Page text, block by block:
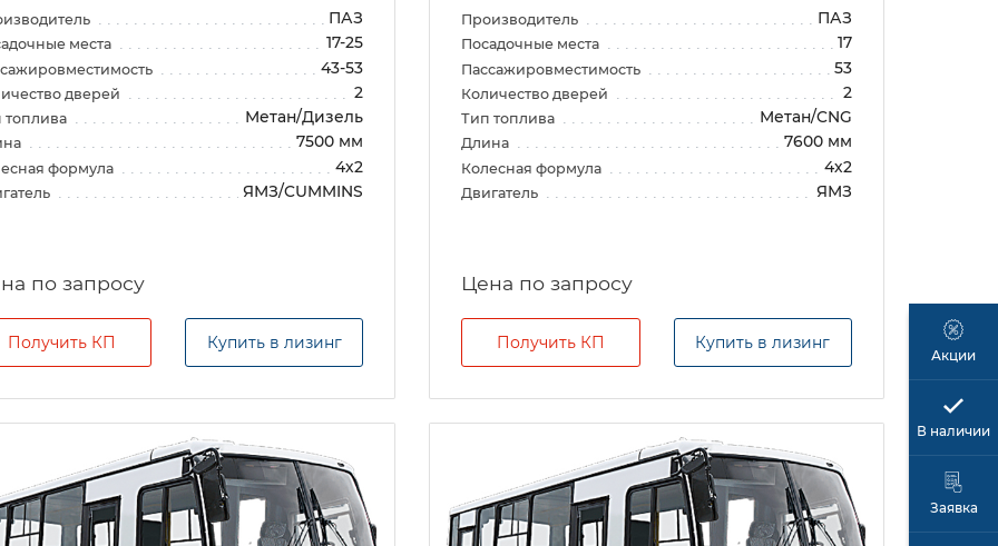
ПАЗ
места 17-25
43-53
дверей 2
топлива Метан/Дизель
7500 мм
формула 4х2
ЯМЗ/CUMMINS
по запросу
Получить КП Купить в лизинг
Производитель ПАЗ
Посадочные места 17
Пассажировместимость 53
Количество дверей 2
Тип топлива Метан/CNG
Длина 7600 мм
Колесная формула 4х2
Двигатель ЯМЗ
Цена по запросу
Получить КП Купить в лизинг
Акции
В наличии
Заявка